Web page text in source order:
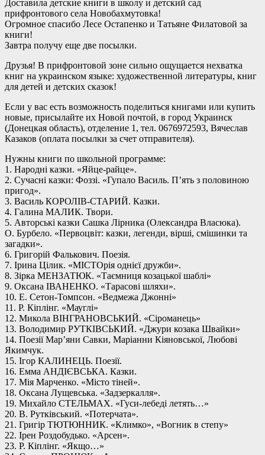
Доставила детские книги в школу и детский сад
прифронтового села Новобахмутовка!
Огромное спасибо Лесе Остапенко и Татьяне Филатовой за
книги!
Завтра получу еще две посылки.
Друзья! В прифронтовой зоне сильно ощущается нехватка
книг на украинском языке: художественной литературы, книг
для детей и детских сказок!
Если у вас есть возможность поделиться книгами или купить
новые, присылайте их Новой почтой, в город Украинск
(Донецкая область), отделение 1, тел. 0676972593, Вячеслав
Казаков (оплата посылки за счет отправителя).
Нужны книги по школьной программе:
1. Народні казки. «Яйце-райце».
2. Сучасні казки: Фоззі. «Гупало Василь. П’ять з половиною
пригод».
3. Василь КОРОЛІВ-СТАРИЙ. Казки.
4. Галина МАЛИК. Твори.
5. Авторські казки Сашка Лірника (Олександра Власюка).
О. Бурбело. «Первоцвіт: казки, легенди, вірші, смішинки та
загадки».
6. Григорій Фалькович. Поезія.
7. Ірина Цілик. «МІСТОрія однієї дружби».
8. Зірка МЕНЗАТЮК. «Таємниця козацької шаблі»
9. Оксана ІВАНЕНКО. «Тарасові шляхи».
10. Е. Сетон-Томпсон. «Ведмежа Джонні»
11. Р. Кіплінг. «Мауглі»
12. Микола ВІНГРАНОВСЬКИЙ. «Сіроманець»
13. Володимир РУТКІВСЬКИЙ. «Джури козака Швайки»
14. Поезії Мар’яни Савки, Маріанни Кіяновської, Любові
Якимчук.
15. Ігор КАЛИНЕЦЬ. Поезії.
16. Емма АНДІЄВСЬКА. Казки.
17. Мія Марченко. «Місто тіней».
18. Оксана Лущевська. «Задзеркалля».
19. Михайло СТЕЛЬМАХ. «Гуси-лебеді летять…»
20. В. Рутківський. «Потерчата».
21. Григір ТЮТЮННИК. «Климко», «Вогник в степу»
22. Ірен Роздобудько. «Арсен».
23. Р. Кіплінг. «Якщо…»